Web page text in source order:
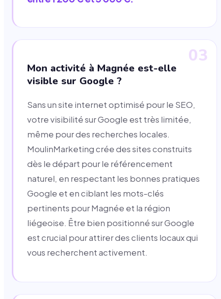
03
Mon activité à Magnée est-elle
visible sur Google ?
Sans un site internet optimisé pour le SEO,
votre visibilité sur Google est très limitée,
même pour des recherches locales.
MoulinMarketing crée des sites construits
dès le départ pour le référencement
naturel, en respectant les bonnes pratiques
Google et en ciblant les mots-clés
pertinents pour Magnée et la région
liégeoise. Être bien positionné sur Google
est crucial pour attirer des clients locaux qui
vous recherchent activement.